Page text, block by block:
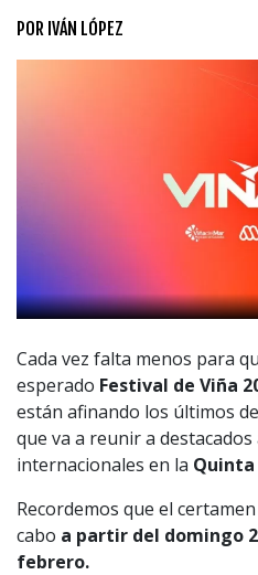
POR IVÁN LÓPEZ
Cada vez falta menos para
esperado Festival de Viña
están afinando los últimos
que va a reunir a
internacionales en la
Recordemos que el
cabo a partir del domingo
febrero.